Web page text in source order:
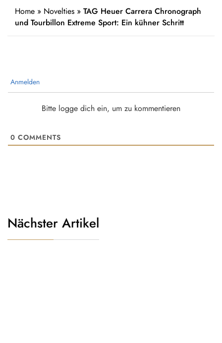
Home » Novelties » TAG Heuer Carrera Chronograph
und Tourbillon Extreme Sport: Ein kühner Schritt
Anmelden
Bitte logge dich ein, um zu kommentieren
0 COMMENTS
Nächster Artikel